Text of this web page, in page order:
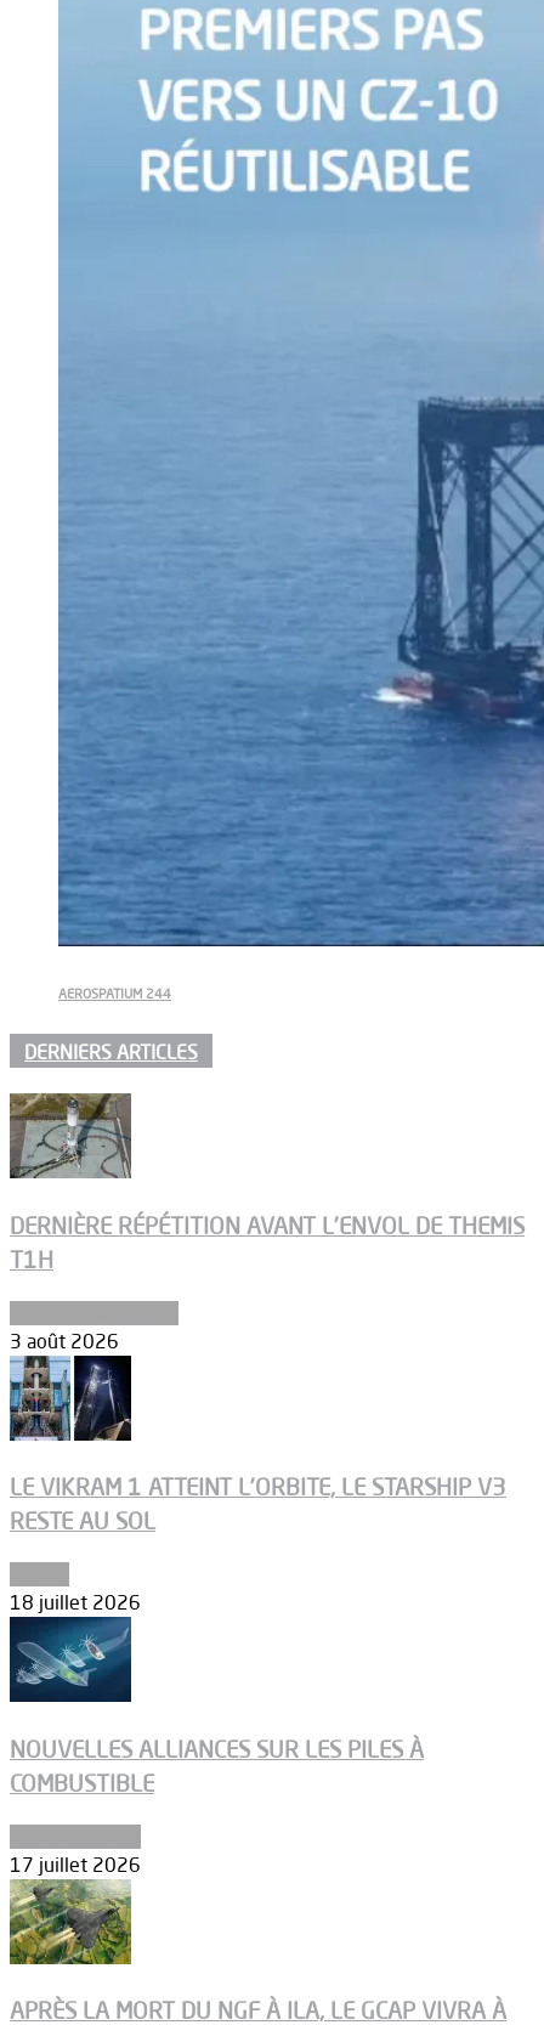
AEROSPATIUM 244
DERNIERS ARTICLES
DERNIÈRE RÉPÉTITION AVANT L’ENVOL DE THEMIS
T1H
3 août 2026
LE VIKRAM 1 ATTEINT L’ORBITE, LE STARSHIP V3
RESTE AU SOL
18 juillet 2026
NOUVELLES ALLIANCES SUR LES PILES À
COMBUSTIBLE
17 juillet 2026
APRÈS LA MORT DU NGF À ILA, LE GCAP VIVRA À